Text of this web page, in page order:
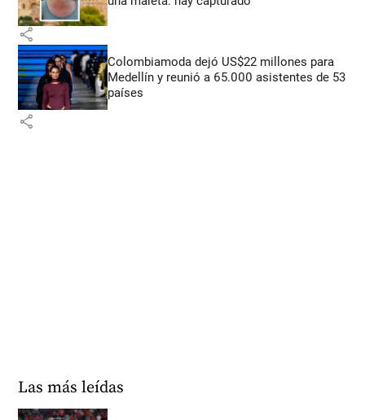
share
Colombiamoda dejó US$22 millones para
Medellín y reunió a 65.000 asistentes de 53
países
share
Las más leídas